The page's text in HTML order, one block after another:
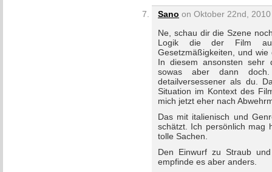
Sano on Oktober 22nd,
Ne, schau dir die Szene
Logik die der Film
Gesetzmäßigkeiten, und
In diesem ansonsten sehr
sowas aber dann
detailversessener als du.
Situation im Kontext des
mich jetzt eher nach
Das mit italienisch und
schätzt. Ich persönlich mag
tolle Sachen.
Den Einwurf zu Straub
empfinde es aber anders.